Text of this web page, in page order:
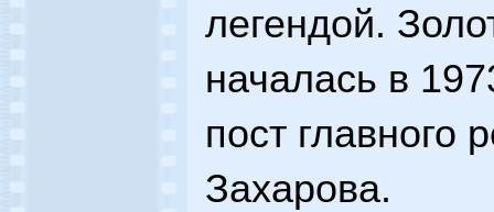
легендой.
началась в
пост главного
Захарова.